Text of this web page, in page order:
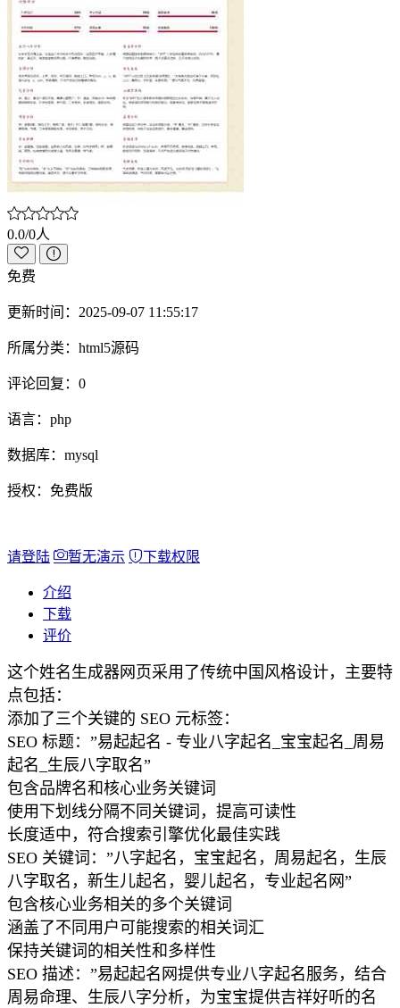
0.0/0人
免费
更新时间： 2025-09-07 11:55:17
所属分类： html5源码
评论回复： 0
语言： php
数据库： mysql
授权： 免费版
请登陆 暂无演示 下载权限
介绍
下载
评价
这个姓名生成器网页采用了传统中国风格设计，主要特
点包括：
添加了三个关键的 SEO 元标签：
SEO 标题：”易起起名 - 专业八字起名_宝宝起名_周易
起名_生辰八字取名”
包含品牌名和核心业务关键词
使用下划线分隔不同关键词，提高可读性
长度适中，符合搜索引擎优化最佳实践
SEO 关键词：”八字起名，宝宝起名，周易起名，生辰
八字取名，新生儿起名，婴儿起名，专业起名网”
包含核心业务相关的多个关键词
涵盖了不同用户可能搜索的相关词汇
保持关键词的相关性和多样性
SEO 描述：”易起起名网提供专业八字起名服务，结合
周易命理、生辰八字分析，为宝宝提供吉祥好听的名